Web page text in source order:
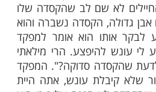
לרבי על הברכה, אבל
לכל חדר בבית,